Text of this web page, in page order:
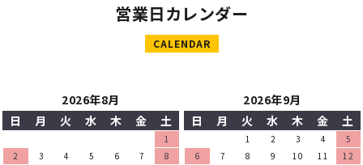
営業日カレンダー
CALENDAR
2026年8月
日
月 火 水 木 金 土
1
2
3 4 5 6 7
8
2026年9月
日
月 火 水 木 金 土
1 2 3 4
5
6
7 8 9 10 11
12